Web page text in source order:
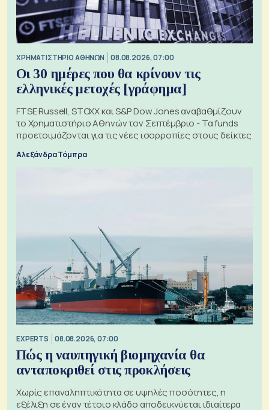
XΡΗΜΑΤΙΣΤΗΡΙΟ ΑΘΗΝΩΝ 08.08.2026, 07:00
Οι 30 ημέρες που θα κρίνουν τις
ελληνικές μετοχές [γράφημα]
FTSE Russell, STOXX και S&P Dow Jones αναβαθμίζουν
το Χρηματιστήριο Αθηνών τον Σεπτέμβριο - Τα funds
προετοιμάζονται για τις νέες ισορροπίες στους δείκτες
Αλεξάνδρα Τόμπρα
EXPERTS 08.08.2026, 07:00
Πώς η ναυπηγική βιομηχανία θα
ανταποκριθεί στις προκλήσεις
Χωρίς επαναληπτικότητα σε υψηλές ποσότητες, η
εξέλιξη σε έναν τέτοιο κλάδο αποδεικνύεται ιδιαίτερα